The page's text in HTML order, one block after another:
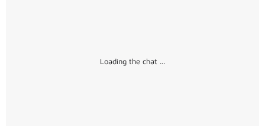
Loading the chat ...